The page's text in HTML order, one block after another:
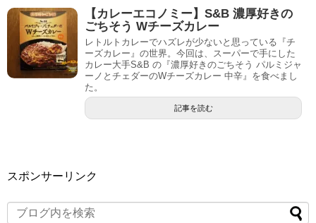
【カレーエコノミー】S&B 濃厚好きの
ごちそう Wチーズカレー
レトルトカレーでハズレが少ないと思っている『チ
ーズカレー』の世界。今回は、スーパーで手にした
カレー大手S&B の『濃厚好きのごちそう パルミジャ
ーノとチェダーのWチーズカレー 中辛』を食べまし
た。
記事を読む
スポンサーリンク